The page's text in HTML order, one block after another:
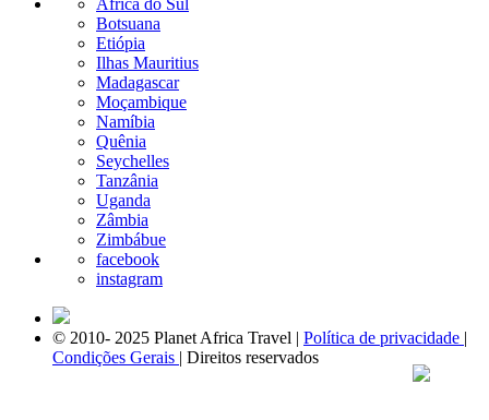
África do Sul
Botsuana
Etiópia
Ilhas Mauritius
Madagascar
Moçambique
Namíbia
Quênia
Seychelles
Tanzânia
Uganda
Zâmbia
Zimbábue
facebook
instagram
© 2010- 2025 Planet Africa Travel | Política de privacidade |
Condições Gerais | Direitos reservados